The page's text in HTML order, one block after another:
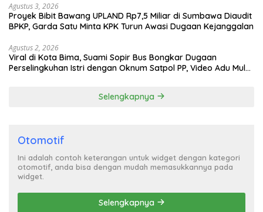
Agustus 3, 2026
Proyek Bibit Bawang UPLAND Rp7,5 Miliar di Sumbawa Diaudit
BPKP, Garda Satu Minta KPK Turun Awasi Dugaan Kejanggalan
Agustus 2, 2026
Viral di Kota Bima, Suami Sopir Bus Bongkar Dugaan
Perselingkuhan Istri dengan Oknum Satpol PP, Video Adu Mulut
Selengkapnya
Otomotif
Ini adalah contoh keterangan untuk widget dengan kategori
otomotif, anda bisa dengan mudah memasukkannya pada
widget.
Selengkapnya